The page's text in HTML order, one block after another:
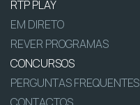
RTP PLAY
EM DIRETO
REVER PROGRAMAS
CONCURSOS
PERGUNTAS FREQUENTES